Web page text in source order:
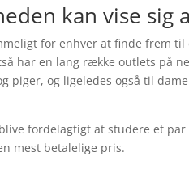
kan vise
for enhver at finde frem
har en lang række outlets på
piger, og ligeledes også til
fordelagtigt at studere et
mest betalelige pris.